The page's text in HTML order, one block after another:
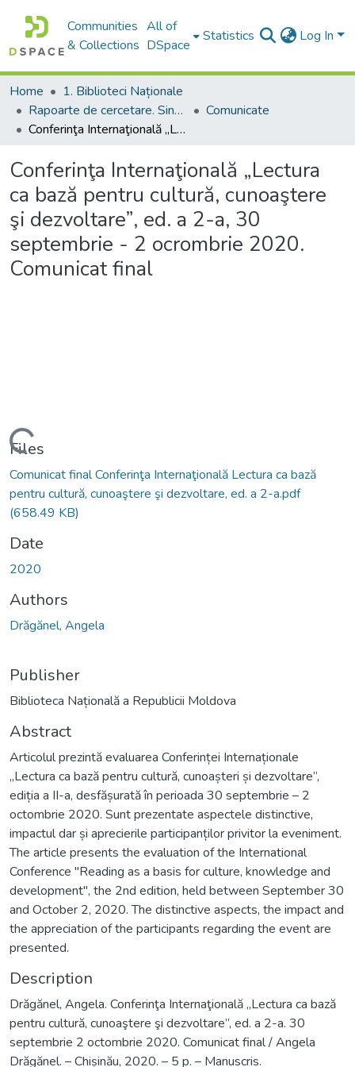
Communities
& Collections
All of
DSpace
Statistics Log In
Home
1. Biblioteci Naționale
Rapoarte de cercetare. Sinteze ale proiectelor. Comunicate
Comunicate
Conferinţa Internaţională „Lectura ca bază pentru cultură, cunoaştere şi dezvoltare”, ed. a 2-a, 30 septembrie - 2 ocrombrie 2020. Comunicat final
Conferinţa Internaţională „Lectura
ca bază pentru cultură, cunoaştere
şi dezvoltare”, ed. a 2-a, 30
septembrie - 2 ocrombrie 2020.
Comunicat final
Loading...
Files
Comunicat final Conferinţa Internaţională Lectura ca bază
pentru cultură, cunoaştere şi dezvoltare, ed. a 2-a.pdf
(658.49 KB)
Date
2020
Authors
Drăgănel, Angela
Publisher
Biblioteca Națională a Republicii Moldova
Abstract
Articolul prezintă evaluarea Conferinței Internaționale
„Lectura ca bază pentru cultură, cunoașteri și dezvoltare”,
ediția a II-a, desfășurată în perioada 30 septembrie – 2
octombrie 2020. Sunt prezentate aspectele distinctive,
impactul dar și aprecierile participanților privitor la eveniment.
The article presents the evaluation of the International
Conference "Reading as a basis for culture, knowledge and
development", the 2nd edition, held between September 30
and October 2, 2020. The distinctive aspects, the impact and
the appreciation of the participants regarding the event are
presented.
Description
Drăgănel, Angela. Conferinţa Internaţională „Lectura ca bază
pentru cultură, cunoaştere şi dezvoltare”, ed. a 2-a. 30
septembrie 2 octombrie 2020. Comunicat final / Angela
Drăgănel. – Chișinău, 2020. – 5 p. – Manuscris.